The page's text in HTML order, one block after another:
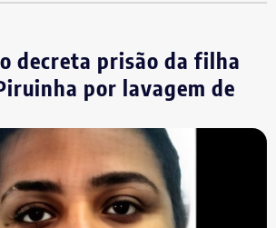
de Fernando Jordão em 2020 — Foto:
Reprodução/Divulgacand
prevê 1,4 km de ciclovias, além de
para redes de energia,
esgoto. A proposta é que a área seja
responsável pela
dos espaços.
de responsabilidade da RJZ Cyrela,
modelo parecido ao que já acontece
decreta prisão da filha
por lavagem de